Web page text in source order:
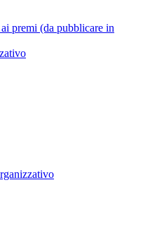
premi (da pubblicare in